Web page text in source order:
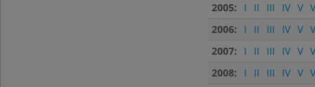
2005:
I II III IV V
2006:
I II III IV V
2007:
I II III IV V
2008:
I II III IV V